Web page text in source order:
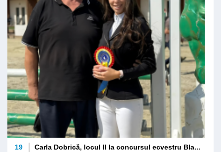
19
Carla Dobrică, locul II la concursul ecvestru Bla...